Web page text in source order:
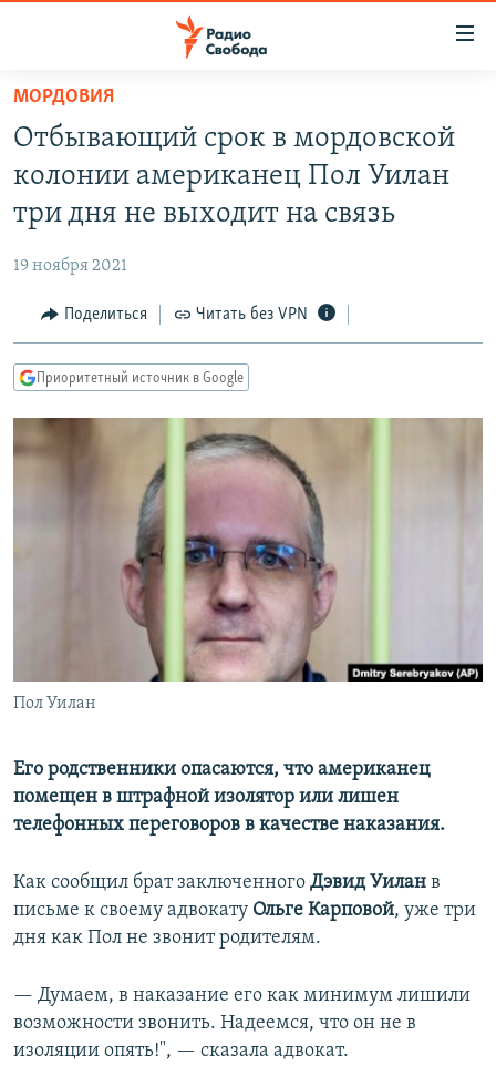
упрощенного
доступа
основному
Вернутся
Вернутся
поиску
ПРОГРАММЫ
АВТОРСКИЕ ПРОЕКТЫ
МНЕНИЯ
КУЛЬТУРА
КАВКАЗ.РЕАЛИИ
СИБИРЬ.РЕАЛИИ
РАСПИСАНИЕ ВЕЩАНИЯ
ПОДПИШИТЕСЬ НА РАССЫЛКУ
СОЦИАЛЬНЫЕ СЕТИ
Все сайты РСЕ/РС
МОРДОВИЯ
Отбывающий срок в мордовской
колонии американец Пол Уилан
три дня не выходит на связь
19 ноября 2021
Поделиться Читать без VPN
Приоритетный источник в Google
Пол Уилан
Его родственники опасаются, что американец
помещен в штрафной изолятор или лишен
телефонных переговоров в качестве наказания.
Как сообщил брат заключенного Дэвид Уилан в
письме к своему адвокату Ольге Карповой, уже три
дня как Пол не звонит родителям.
— Думаем, в наказание его как минимум лишили
возможности звонить. Надеемся, что он не в
изоляции опять!", — сказала адвокат.